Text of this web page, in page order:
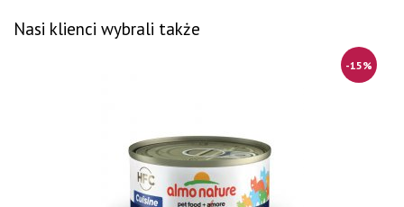
Nasi klienci wybrali także
-15%